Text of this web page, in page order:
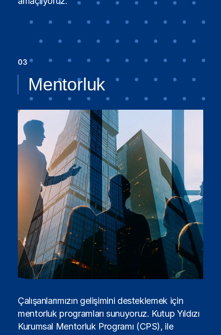
03
Mentorluk
Çalışanlarımızın gelişimini desteklemek için
mentorluk programları sunuyoruz. Kutup Yıldızı
Kurumsal Mentorluk Programı (CPS), ile